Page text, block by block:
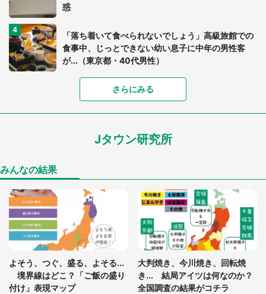
惑
「落ち着いて食べられないでしょう」高級旅館での
食事中、じっとできない幼い息子に中年の男性客
が...（東京都・40代男性）
「可愛いのにホラー」「事件性を感じる」 ふわふ
「孫にあげると思って、あなたにこれをあげる」
「ゾワゾワする」「本当に気持ち悪い」 道端でバ
グっちゃってた〝野生の野菜〟に6.5万人戦慄
「閉所恐怖症の私は新幹線で大パニック。隣席の青
年に『手を繋いで』とお願いしたら...」 体験談に
8万人感動
さらにみる
Jタウン研究所
みんなの結果
よそう、つぐ、盛る、よそる...
境界線はどこ？「ご飯の盛り
付け」表現マップ
大判焼き、今川焼き、回転焼
き... 結局アイツは何なのか？
全国調査の結果がコチラ